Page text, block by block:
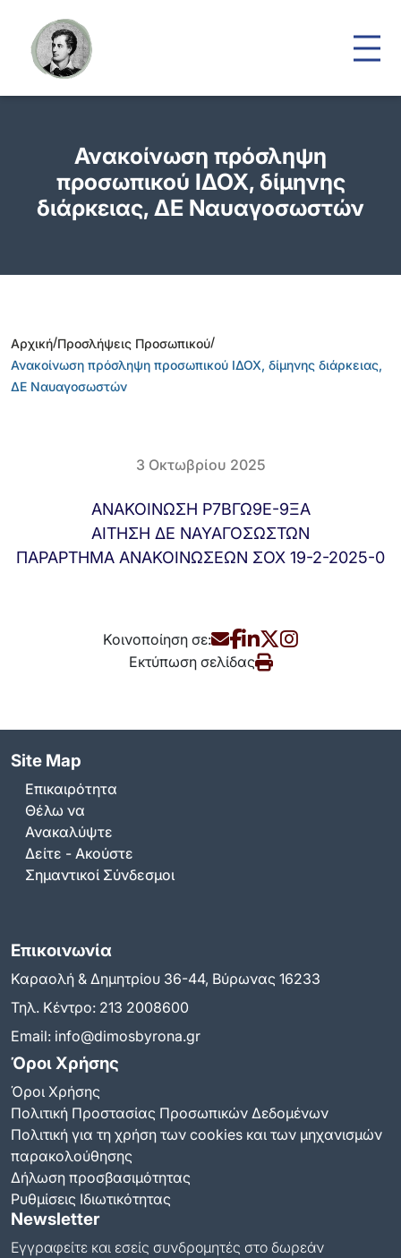
Ανακοίνωση πρόσληψη
προσωπικού ΙΔΟΧ, δίμηνης
διάρκειας, ΔΕ Ναυαγοσωστών
Αρχική/Προσλήψεις Προσωπικού/
Ανακοίνωση πρόσληψη προσωπικού ΙΔΟΧ, δίμηνης διάρκειας,
ΔΕ Ναυαγοσωστών
3 Οκτωβρίου 2025
ΑΝΑΚΟΙΝΩΣΗ Ρ7ΒΓΩ9Ε-9ΞΑ
ΑΙΤΗΣΗ ΔΕ ΝΑΥΑΓΟΣΩΣΤΩΝ
ΠΑΡΑΡΤΗΜΑ ΑΝΑΚΟΙΝΩΣΕΩΝ ΣΟΧ 19-2-2025-0
Κοινοποίηση σε:
Εκτύπωση σελίδας
Site Map
Επικαιρότητα
Θέλω να
Ανακαλύψτε
Δείτε - Ακούστε
Σημαντικοί Σύνδεσμοι
Επικοινωνία
Καραολή & Δημητρίου 36-44, Βύρωνας 16233
Τηλ. Κέντρο: 213 2008600
Email: info@dimosbyrona.gr
Όροι Χρήσης
Όροι Χρήσης
Πολιτική Προστασίας Προσωπικών Δεδομένων
Πολιτική για τη χρήση των cookies και των μηχανισμών
παρακολούθησης
Δήλωση προσβασιμότητας
Ρυθμίσεις Ιδιωτικότητας
Newsletter
Εγγραφείτε και εσείς συνδρομητές στο δωρεάν